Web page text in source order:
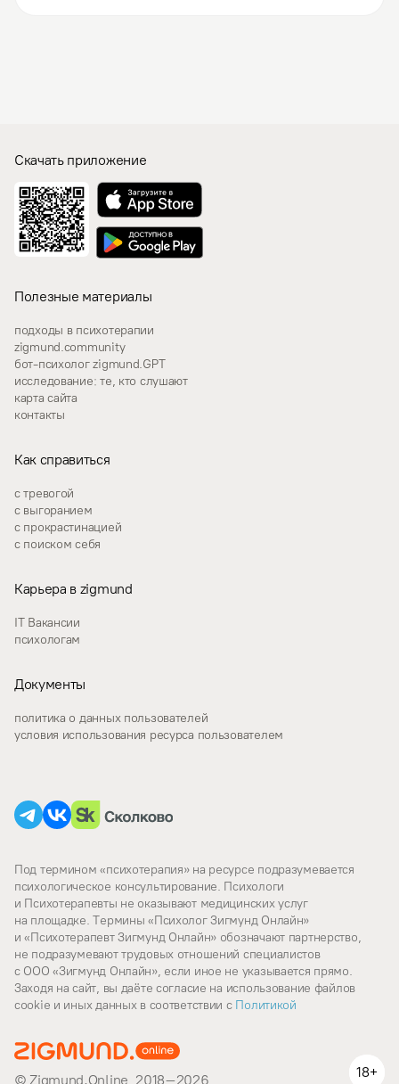
Скачать приложение
Полезные материалы
подходы в психотерапии
zigmund.community
бот-психолог zigmund.GPT
исследование: те, кто слушают
карта сайта
контакты
Как справиться
с тревогой
с выгоранием
с прокрастинацией
с поиском себя
Карьера в zigmund
IT Вакансии
психологам
Документы
политика о данных пользователей
условия использования ресурса пользователем
Под термином «психотерапия» на ресурсе подразумевается
психологическое консультирование. Психологи
и Психотерапевты не оказывают медицинских услуг
на площадке. Термины «Психолог Зигмунд Онлайн»
и «Психотерапевт Зигмунд Онлайн» обозначают партнерство,
не подразумевают трудовых отношений специалистов
с ООО «Зигмунд Онлайн», если иное не указывается прямо.
Заходя на сайт, вы даёте согласие на использование файлов
cookie и иных данных в соответствии cПолитикой
© Zigmund.Online, 2018–2026 18+